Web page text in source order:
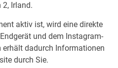
2, Irland.
aktiv ist, wird eine direkte
und dem Instagram-
erhält dadurch Informationen
durch Sie.